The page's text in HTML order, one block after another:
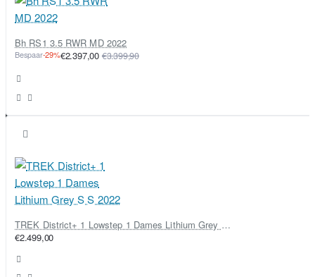
Bh RS1 3.5 RWR MD 2022
Bespaar-29%€2.397,00 €3.399,90
TREK District+ 1 Lowstep 1 Dames Lithium Grey S S 2022
€2.499,00